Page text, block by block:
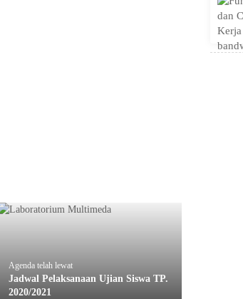
Agenda telah lewat
Jadwal Pelaksanaan Ujian Siswa TP.
2020/2021